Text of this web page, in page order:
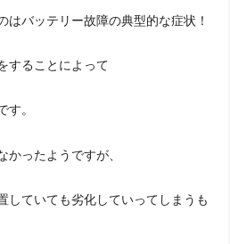
はバッテリー故障の典型的な症状！
することによって
す。
かったようですが、
していても劣化していってしまうも